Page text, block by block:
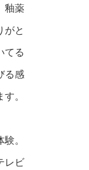
釉薬
がと
てる
る感
。
。
レビ